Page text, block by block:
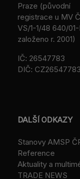
Praze (původní
registrace u MV
VS/1-1/48 640/01-
založeno r. 2001)
IČ: 26547783
DIČ: CZ26547783
DALŠÍ ODKAZY
Stanovy AMSP
Reference
Aktuality a
TRADE NEWS